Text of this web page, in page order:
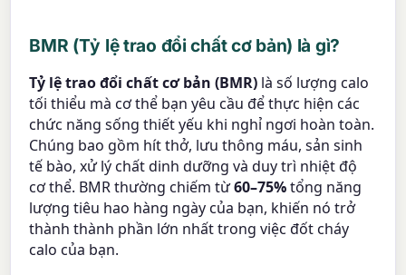
BMR (Tỷ lệ trao đổi chất cơ bản) là gì?
Tỷ lệ trao đổi chất cơ bản (BMR) là số lượng calo
tối thiểu mà cơ thể bạn yêu cầu để thực hiện các
chức năng sống thiết yếu khi nghỉ ngơi hoàn toàn.
Chúng bao gồm hít thở, lưu thông máu, sản sinh
tế bào, xử lý chất dinh dưỡng và duy trì nhiệt độ
cơ thể. BMR thường chiếm từ60–75%tổng năng
lượng tiêu hao hàng ngày của bạn, khiến nó trở
thành thành phần lớn nhất trong việc đốt cháy
calo của bạn.